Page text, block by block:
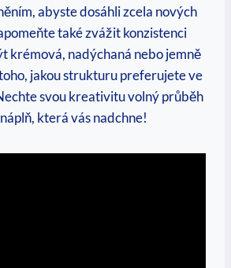
abyste dosáhli zcela nových
také zvážit konzistenci
krémová, nadýchaná nebo jemně
jakou strukturu preferujete ve
svou kreativitu volný průběh
která vás nadchne!